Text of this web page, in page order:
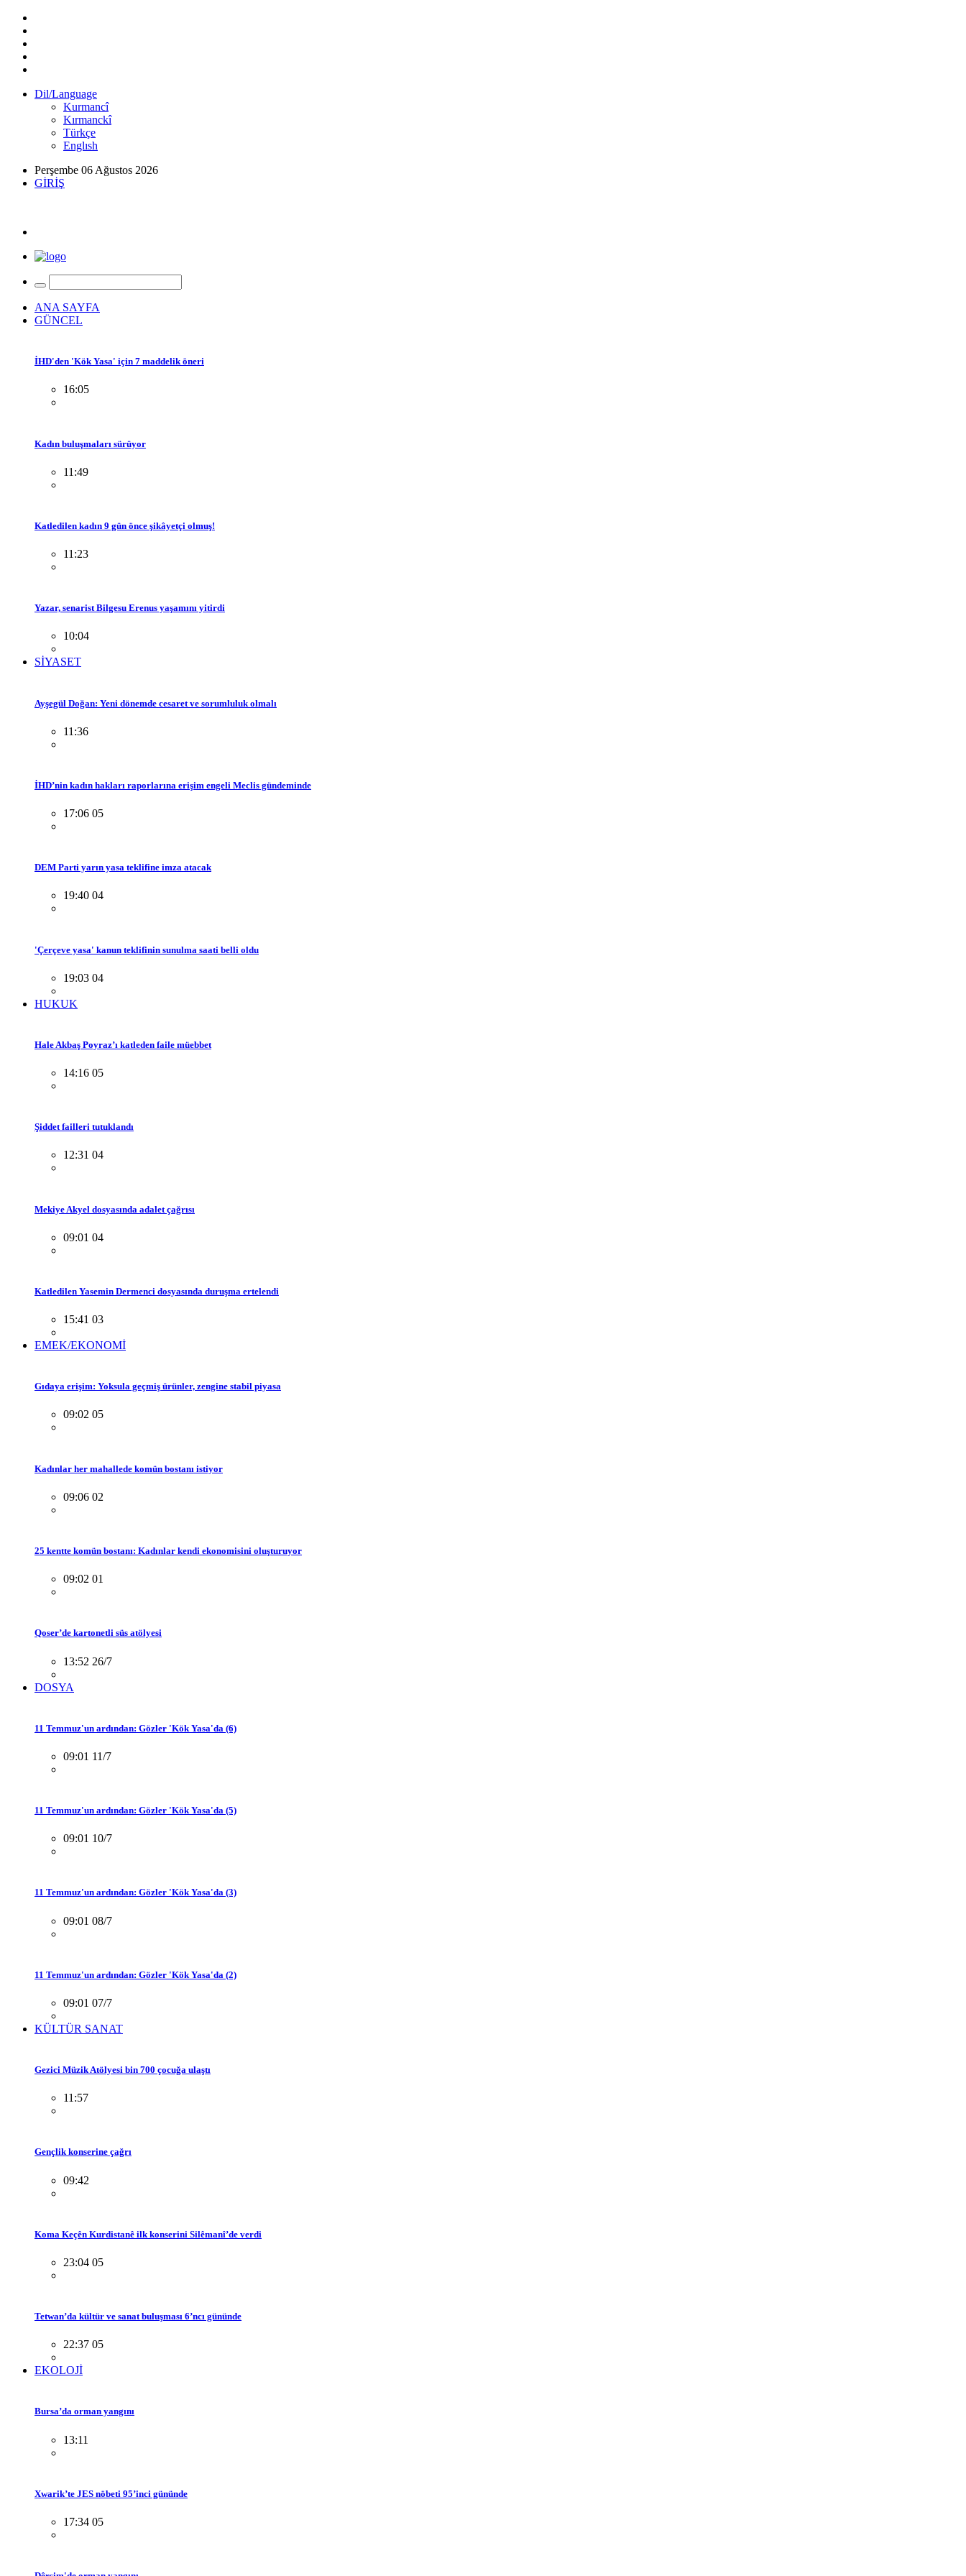
Dil/Language
Kurmancî
Kırmanckî
Türkçe
Englısh
Perşembe 06 Ağustos 2026
GİRİŞ
ANA SAYFA
GÜNCEL
İHD'den 'Kök Yasa' için 7 maddelik öneri
16:05
Kadın buluşmaları sürüyor
11:49
Katledilen kadın 9 gün önce şikâyetçi olmuş!
11:23
Yazar, senarist Bilgesu Erenus yaşamını yitirdi
10:04
SİYASET
Ayşegül Doğan: Yeni dönemde cesaret ve sorumluluk olmalı
11:36
İHD’nin kadın hakları raporlarına erişim engeli Meclis gündeminde
17:06 05
DEM Parti yarın yasa teklifine imza atacak
19:40 04
'Çerçeve yasa' kanun teklifinin sunulma saati belli oldu
19:03 04
HUKUK
Hale Akbaş Poyraz’ı katleden faile müebbet
14:16 05
Şiddet failleri tutuklandı
12:31 04
Mekiye Akyel dosyasında adalet çağrısı
09:01 04
Katledilen Yasemin Dermenci dosyasında duruşma ertelendi
15:41 03
EMEK/EKONOMİ
Gıdaya erişim: Yoksula geçmiş ürünler, zengine stabil piyasa
09:02 05
Kadınlar her mahallede komün bostanı istiyor
09:06 02
25 kentte komün bostanı: Kadınlar kendi ekonomisini oluşturuyor
09:02 01
Qoser’de kartonetli süs atölyesi
13:52 26/7
DOSYA
11 Temmuz'un ardından: Gözler 'Kök Yasa'da (6)
09:01 11/7
11 Temmuz'un ardından: Gözler 'Kök Yasa'da (5)
09:01 10/7
11 Temmuz'un ardından: Gözler 'Kök Yasa'da (3)
09:01 08/7
11 Temmuz'un ardından: Gözler 'Kök Yasa'da (2)
09:01 07/7
KÜLTÜR SANAT
Gezici Müzik Atölyesi bin 700 çocuğa ulaştı
11:57
Gençlik konserine çağrı
09:42
Koma Keçên Kurdistanê ilk konserini Silêmanî’de verdi
23:04 05
Tetwan’da kültür ve sanat buluşması 6’ncı gününde
22:37 05
EKOLOJİ
Bursa’da orman yangını
13:11
Xwarik’te JES nöbeti 95’inci gününde
17:34 05